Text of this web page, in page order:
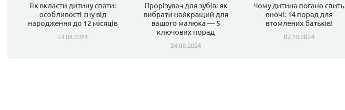
Як вкласти дитину спати:
особливості сну від
народження до 12 місяців
24.08.2024
Прорізувач для зубів: як
вибрати найкращий для
вашого малюка — 5
ключових порад
24.08.2024
Чому дитина погано спить
вночі: 14 порад для
втомлених батьків!
02.10.2024